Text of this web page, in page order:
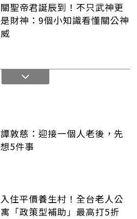
關聖帝君誕辰到！不只武神更
是財神：9個小知識看懂關公神
威
譚敦慈：迎接一個人老後，先
想5件事
入住平價養生村！全台老人公
寓「政策型補助」最高打5折